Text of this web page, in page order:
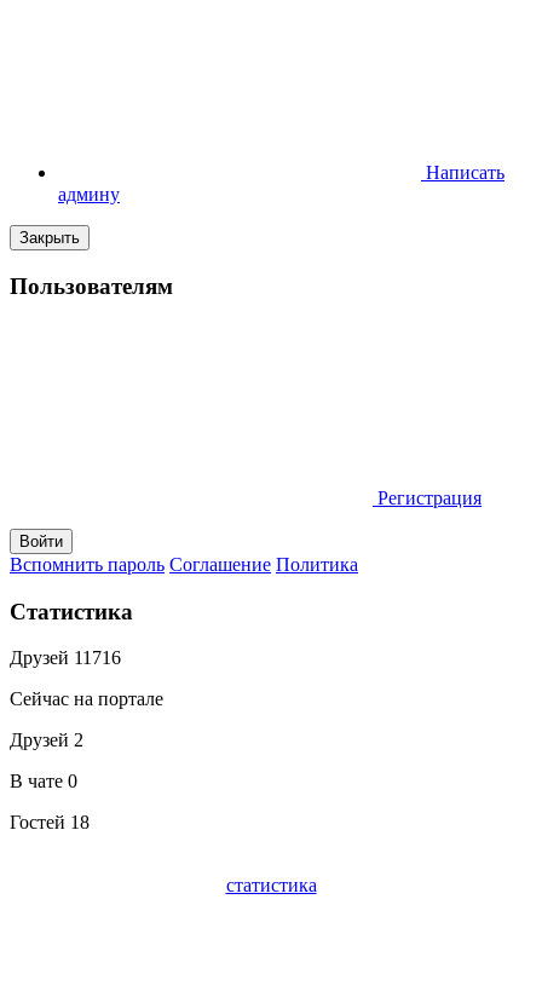
Написать
админу
Закрыть
Пользователям
Регистрация
Вспомнить пароль Соглашение Политика
Статистика
Друзей 11716
Сейчас на портале
Друзей 2
В чате 0
Гостей 18
статистика